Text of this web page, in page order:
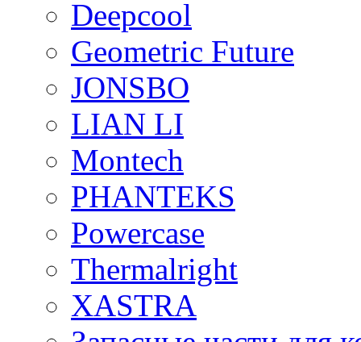
Deepcool
Geometric Future
JONSBO
LIAN LI
Montech
PHANTEKS
Powercase
Thermalright
XASTRA